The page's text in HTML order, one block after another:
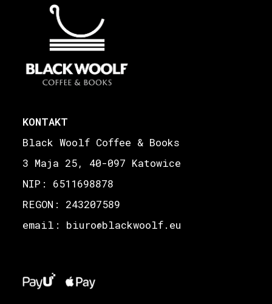
KONTAKT
Black Woolf Coffee & Books
3 Maja 25, 40-097 Katowice
NIP: 6511698878
REGON: 243207589
email: biuro@blackwoolf.eu